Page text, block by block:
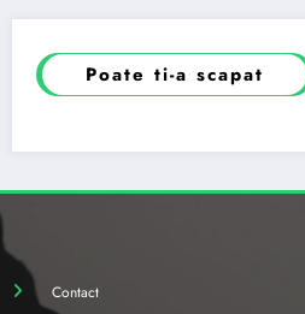
Poate ti-a scapat
Contact